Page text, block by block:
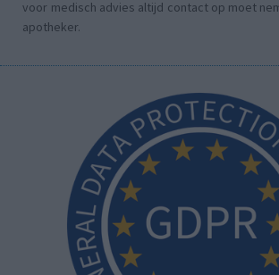
voor medisch advies altijd contact op moet
apotheker.